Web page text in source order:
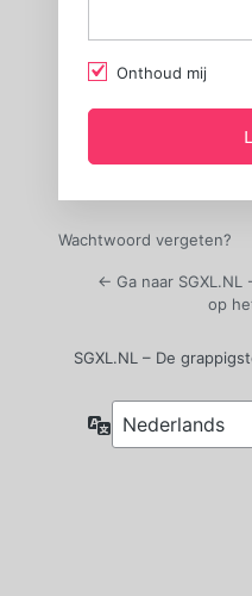
Onthoud mij
Wachtwoord vergeten?
← Ga naar
op
SGXL.NL – De
Taal